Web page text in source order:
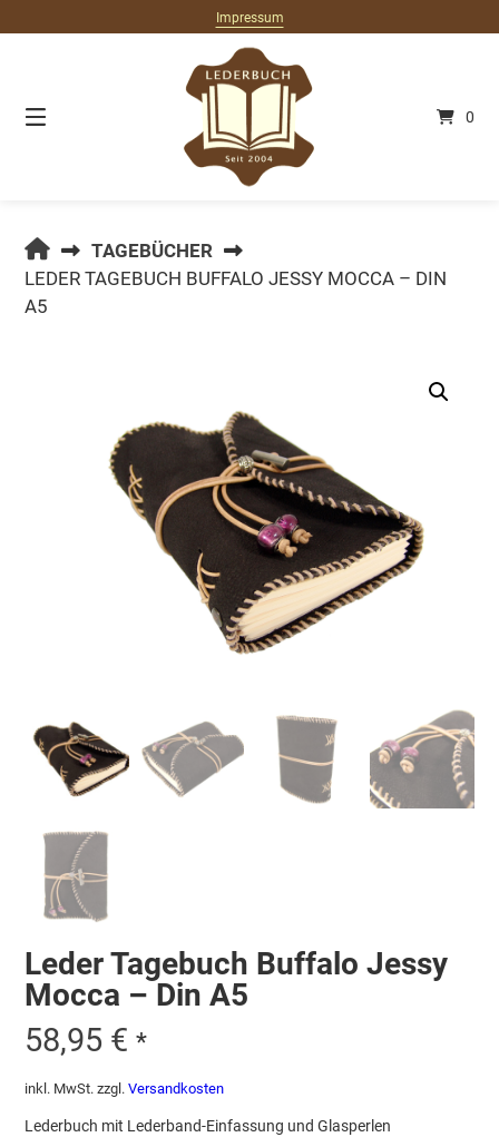
zum
Impressum
0
LEDERBUCH.DE
TAGEBÜCHER
LEDER TAGEBUCH BUFFALO JESSY MOCCA – DIN
A5
Leder Tagebuch Buffalo Jessy
Mocca – Din A5
58,95 € *
inkl. MwSt. zzgl.Versandkosten
Lederbuch mit Lederband-Einfassung und Glasperlen